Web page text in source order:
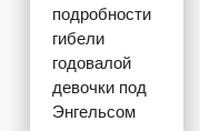
подробности
гибели
годовалой
девочки под
Энгельсом